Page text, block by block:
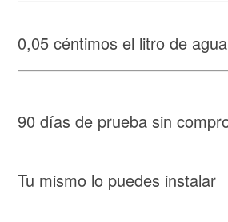
0,05 céntimos el litro de agua
90 días de prueba sin
Tu mismo lo puedes instalar